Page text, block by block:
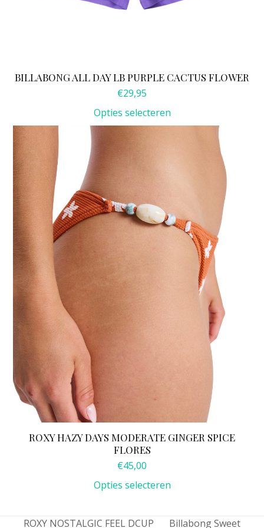
BILLABONG ALL DAY LB PURPLE CACTUS FLOWER
€29,95
Opties selecteren
ROXY HAZY DAYS MODERATE GINGER SPICE
FLORES
€45,00
Opties selecteren
Dit
product
heeft
meerdere
variaties.
Deze
optie
kan
gekozen
worden
op
de
productpagina
ROXY NOSTALGIC FEEL DCUP Billabong Sweet